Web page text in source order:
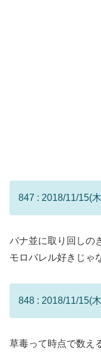
847 : 2018/11/15(
バナ並に取り回しの
モロバレル好きじゃ
848 : 2018/11/15(
草毒って時点で数え